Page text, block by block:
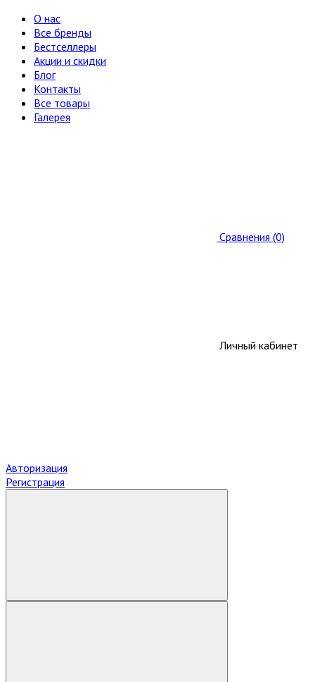
О нас
Все бренды
Бестселлеры
Акции и скидки
Блог
Контакты
Все товары
Галерея
Сравнения (0)
Личный кабинет
Авторизация
Регистрация